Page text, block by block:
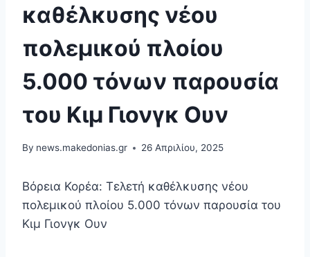
καθέλκυσης νέου
πολεμικού πλοίου
5.000 τόνων παρουσία
του Κιμ Γιονγκ Ουν
By news.makedonias.gr 26 Απριλίου, 2025
Βόρεια Κορέα: Τελετή καθέλκυσης νέου
πολεμικού πλοίου 5.000 τόνων παρουσία του
Κιμ Γιονγκ Ουν